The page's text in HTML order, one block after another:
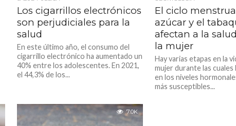
Los cigarrillos electrónicos
son perjudiciales para la
salud
En este último año, el consumo del
cigarrillo electrónico ha aumentado un
40% entre los adolescentes. En 2021,
el 44,3% de los...
El ciclo
azúcar y el
afectan a la
la mujer
Hay varias etapas en la
mujer durante las cuales
en los niveles
más susceptibles...
7.0K